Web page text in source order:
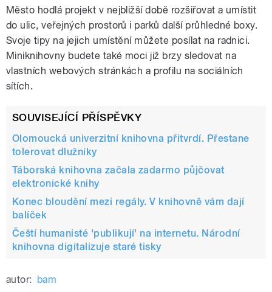
pause
Město hodlá projekt v nejbližší době rozšiřovat a umístit
do ulic, veřejných prostorů i parků další průhledné boxy.
Svoje tipy na jejich umístění můžete posílat na radnici.
Miniknihovny budete také moci již brzy sledovat na
vlastních webových stránkách a profilu na sociálních
sítích.
SOUVISEJÍCÍ PŘÍSPĚVKY
Olomoucká univerzitní knihovna přitvrdí. Přestane
tolerovat dlužníky
Táborská knihovna začala zadarmo půjčovat
elektronické knihy
Konec bloudění mezi regály. V knihovně vám dají
balíček
Čeští humanisté 'publikují' na internetu. Národní
knihovna digitalizuje staré tisky
autor: bam